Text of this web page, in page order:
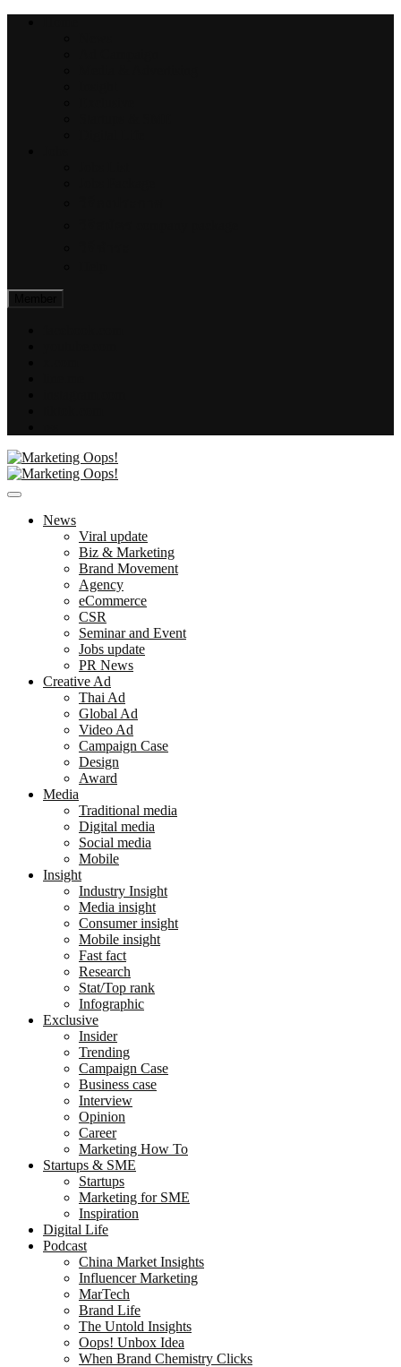
Marketing Oops!
Digital | Creative | Advertising | Campaign | Strategy
News
Viral update
Biz & Marketing
Brand Movement
Agency
eCommerce
CSR
Seminar and Event
Jobs update
PR News
Creative Ad
Thai Ad
Global Ad
Video Ad
Campaign Case
Design
Award
Media
Traditional media
Digital media
Social media
Mobile
Insight
Industry Insight
Media insight
Consumer insight
Mobile insight
Fast fact
Research
Stat/Top rank
Infographic
Exclusive
Insider
Trending
Campaign Case
Business case
Interview
Opinion
Career
Marketing How To
Startups & SME
Startups
Marketing for SME
Inspiration
Digital Life
Podcast
China Market Insights
Influencer Marketing
MarTech
Brand Life
The Untold Insights
Oops! Unbox Idea
When Brand Chemistry Clicks